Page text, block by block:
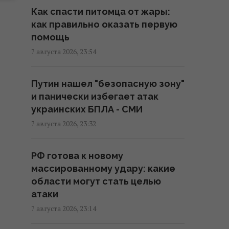
принятие Сенатом США
законопроекта о санкциях
против РФ
23:53 пятница, 07 августа 2026
Есть два варианта: эксперт
назвал страны, которые могут
помочь Украине с ракетами для
Patriot
Бывшему главе МИД Венгрии
может грозить до трёх лет
лишения свободы, – СМИ
23:17 пятница, 07 августа 2026
Как спасти питомца от жары:
как правильно оказать первую
помощь
7 августа 2026, 23:54
Путин нашел "безопасную зону"
и панически избегает атак
украинских БПЛА - СМИ
7 августа 2026, 23:32
РФ готова к новому
массированному удару: какие
области могут стать целью
атаки
7 августа 2026, 23:14